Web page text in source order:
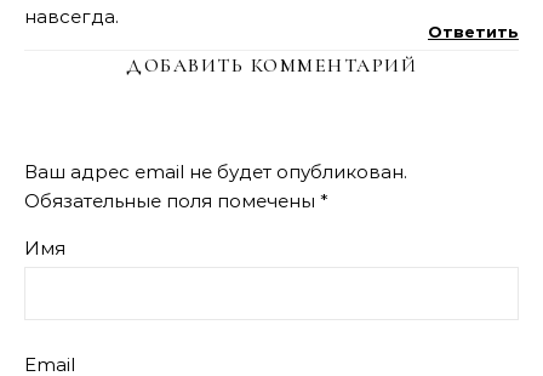
навсегда.
Ответить
ДОБАВИТЬ КОММЕНТАРИЙ
Ваш адрес email не будет опубликован.
Обязательные поля помечены *
Имя
Email